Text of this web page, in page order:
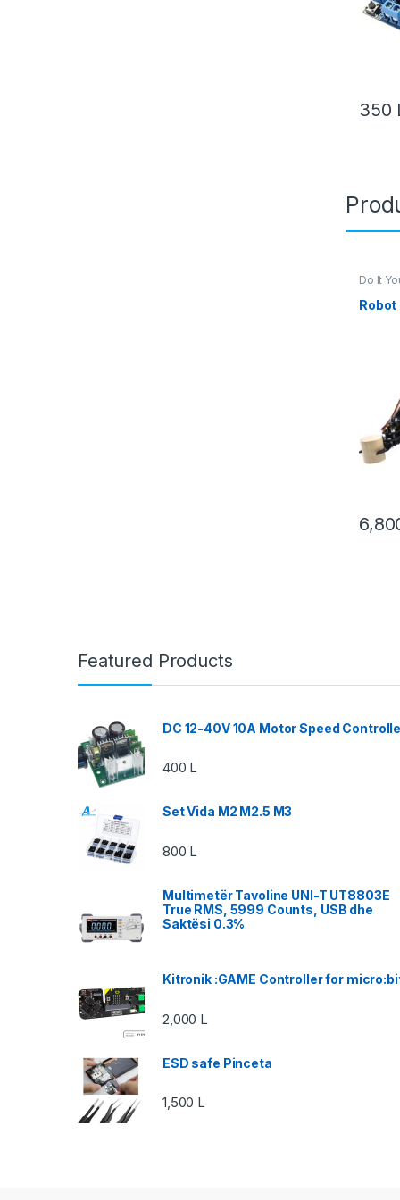
350
Do It
Featured Products
DC 12-40V 10A Motor Speed
400 L
Set Vida M2 M2.5 M3
800 L
Multimetër Tavoline UNI-T UT8803E
True RMS, 5999 Counts, USB dhe
Saktësi 0.3%
Kitronik :GAME Controller for
2,000 L
ESD safe Pinceta
1,500 L